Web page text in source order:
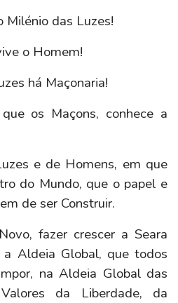
Milénio das Luzes!
o Homem!
há Maçonaria!
os Maçons, conhece a
e de Homens, em que
do Mundo, que o papel e
de ser Construir.
fazer crescer a Seara
a Aldeia Global, que todos
na Aldeia Global das
da Liberdade, da